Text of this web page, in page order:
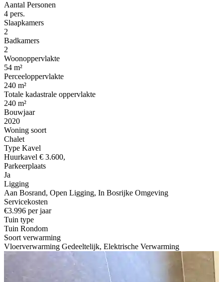
Aantal Personen
4 pers.
Slaapkamers
2
Badkamers
2
Woonoppervlakte
54 m²
Perceeloppervlakte
240 m²
Totale kadastrale oppervlakte
240 m²
Bouwjaar
2020
Woning soort
Chalet
Type Kavel
Huurkavel € 3.600,
Parkeerplaats
Ja
Ligging
Aan Bosrand, Open Ligging, In Bosrijke Omgeving
Servicekosten
€3.996 per jaar
Tuin type
Tuin Rondom
Soort verwarming
Vloerverwarming Gedeeltelijk, Elektrische Verwarming